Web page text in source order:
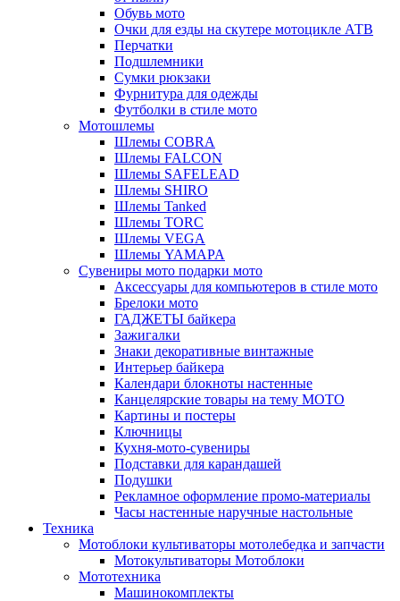
Обувь мото
Очки для езды на скутере мотоцикле АТВ
Перчатки
Подшлемники
Сумки рюкзаки
Фурнитура для одежды
Футболки в стиле мото
Мотошлемы
Шлемы COBRA
Шлемы FALCON
Шлемы SAFELEAD
Шлемы SHIRO
Шлемы Tanked
Шлемы TORC
Шлемы VEGA
Шлемы YAMAPA
Сувениры мото подарки мото
Аксессуары для компьютеров в стиле мото
Брелоки мото
ГАДЖЕТЫ байкера
Зажигалки
Знаки декоративные винтажные
Интерьер байкера
Календари блокноты настенные
Канцелярские товары на тему МОТО
Картины и постеры
Ключницы
Кухня-мото-сувениры
Подставки для карандашей
Подушки
Рекламное оформление промо-материалы
Часы настенные наручные настольные
Техника
Мотоблоки культиваторы мотолебедка и запчасти
Мотокультиваторы Мотоблоки
Мототехника
Машинокомплекты